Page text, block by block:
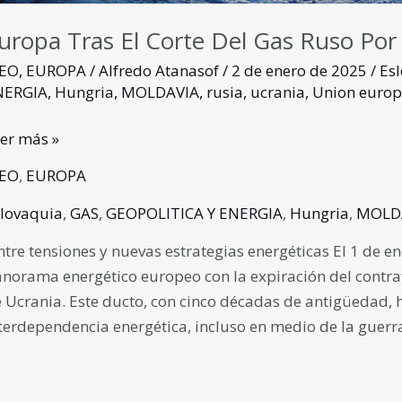
Tras El Corte Del Gas Ruso
, EUROPA/Alfredo Atanasof/ 2 de enero de 2025 /
, Hungria, MOLDAVIA, rusia, ucrania, Union
más »
, EUROPA
, GAS, GEOPOLITICA Y ENERGIA, Hungria,
tensiones y nuevas estrategias energéticas El 1 de
energético europeo con la expiración del
Ucrania. Este ducto, con cinco décadas de
energética, incluso en medio de la